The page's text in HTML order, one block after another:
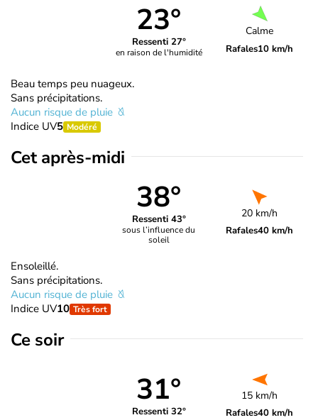
23°
Ressenti 27°
en raison de l'humidité
Calme
Rafales10 km/h
Beau temps peu nuageux.
Sans précipitations.
Aucun risque de pluie
Indice UV5 Modéré
Cet après-midi
38°
Ressenti 43°
sous l’influence du
soleil
20 km/h
Rafales40 km/h
Ensoleillé.
Sans précipitations.
Aucun risque de pluie
Indice UV10 Très fort
Ce soir
31°
Ressenti 32°
15 km/h
Rafales40 km/h